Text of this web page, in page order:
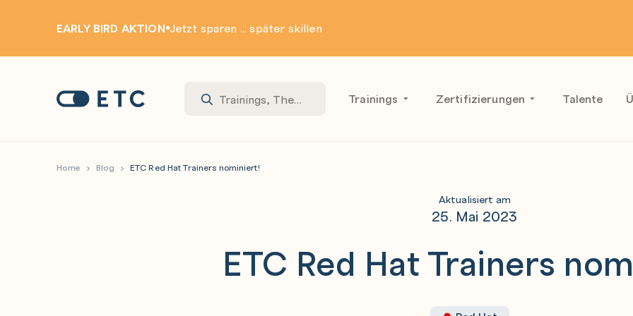
EARLY BIRD AKTION Jetzt sparen ... später skillen
Startseite: ETC Trainings Zertifizierungen Talente
Home Blog ETC Red Hat Trainers nominiert!
Aktualisiert am
25. Mai 2023
ETC Red Hat Trainers